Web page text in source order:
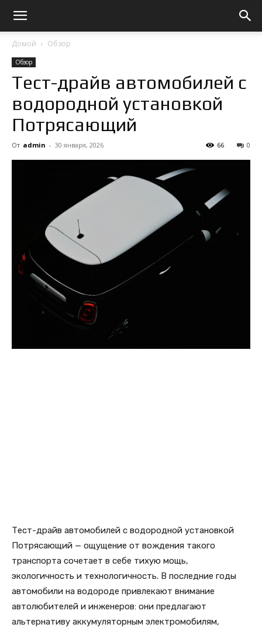
Домой Обзор
Обзор
Тест-драйв автомобилей с
водородной установкой
Потрясающий
От admin - 30 января, 2026 0
66
Тест-драйв автомобилей с водородной установкой
Потрясающий — ощущение от вождения такого
транспорта сочетает в себе тихую мощь,
экологичность и технологичность. В последние годы
автомобили на водороде привлекают внимание
автолюбителей и инженеров: они предлагают
альтернативу аккумуляторным электромобилям,